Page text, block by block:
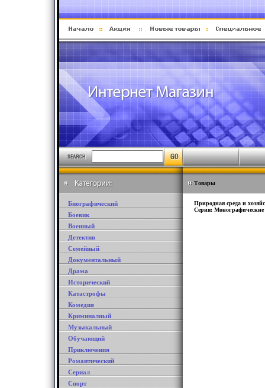
Биографический
Боевик
Военный
Детектив
Семейный
Документальный
Драма
Исторический
Катастрофы
Комедия
Криминалный
Музыкальный
Обучающий
Приключения
Романтический
Сериал
Спорт
Товары
Природная среда и
Серия: Монографические